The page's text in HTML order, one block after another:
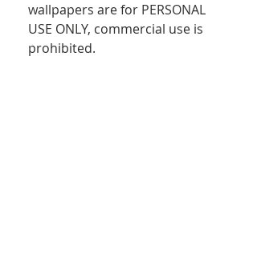
wallpapers are for PERSONAL
USE ONLY, commercial use is
prohibited.